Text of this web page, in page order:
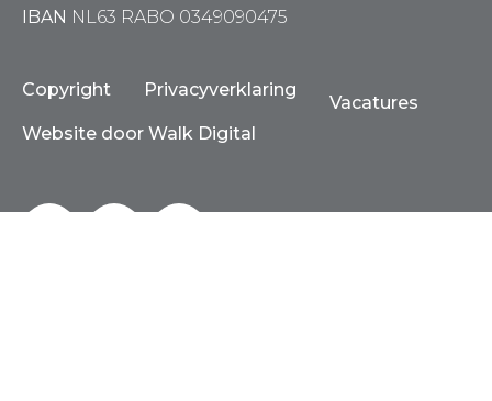
IBAN NL63 RABO 0349090475
Copyright Privacyverklaring
Vacatures
Website door Walk Digital